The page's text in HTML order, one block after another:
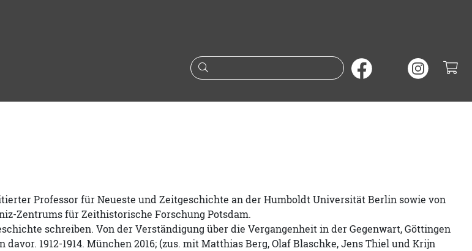
Suche nach Büchern oder
Professor für Neueste und Zeitgeschichte an der Humboldt Universität Berlin sowie von
Zentrums für Zeithistorische Forschung Potsdam.
schreiben. Von der Verständigung über die Vergangenheit in der Gegenwart, Göttingen
davor. 1912-1914. München 2016; (zus. mit Matthias Berg, Olaf Blaschke, Jens Thiel und Krijn